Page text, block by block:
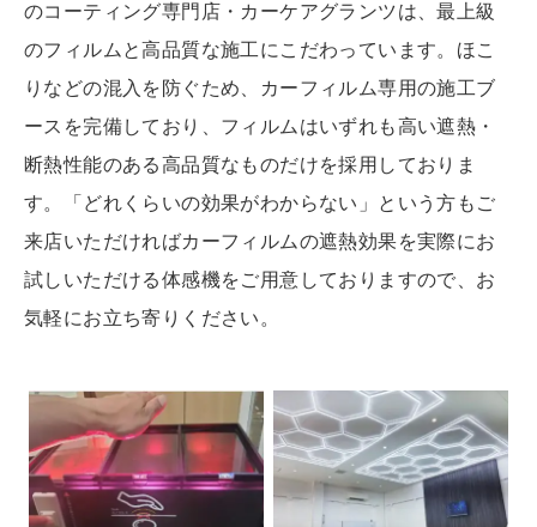
のコーティング専門店・カーケアグランツは、最上級
のフィルムと高品質な施工にこだわっています。 ほこ
りなどの混入を防ぐため、カーフィルム専用の施工ブ
ースを完備しており、フィルムはいずれも高い遮熱・
断熱性能のある高品質なものだけを採用しておりま
す。「どれくらいの効果がわからない」という方もご
来店いただければカーフィルムの遮熱効果を実際にお
試しいただける体感機をご用意しておりますので、お
気軽にお立ち寄りください。